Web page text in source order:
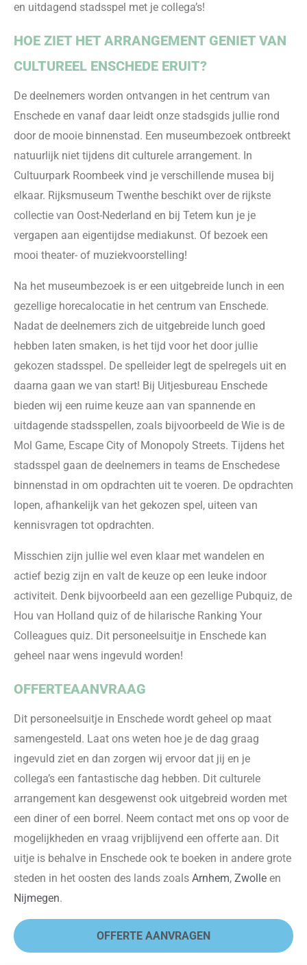
en uitdagend stadsspel met je collega’s!
HOE ZIET HET ARRANGEMENT GENIET VAN
CULTUREEL ENSCHEDE ERUIT?
De deelnemers worden ontvangen in het centrum van
Enschede en vanaf daar leidt onze stadsgids jullie rond
door de mooie binnenstad. Een museumbezoek ontbreekt
natuurlijk niet tijdens dit culturele arrangement. In
Cultuurpark Roombeek vind je verschillende musea bij
elkaar. Rijksmuseum Twenthe beschikt over de rijkste
collectie van Oost-Nederland en bij Tetem kun je je
vergapen aan eigentijdse mediakunst. Of bezoek een
mooi theater- of muziekvoorstelling!
Na het museumbezoek is er een uitgebreide lunch in een
gezellige horecalocatie in het centrum van Enschede.
Nadat de deelnemers zich de uitgebreide lunch goed
hebben laten smaken, is het tijd voor het door jullie
gekozen stadsspel. De spelleider legt de spelregels uit en
daarna gaan we van start! Bij Uitjesbureau Enschede
bieden wij een ruime keuze aan van spannende en
uitdagende stadsspellen, zoals bijvoorbeeld de Wie is de
Mol Game, Escape City of Monopoly Streets. Tijdens het
stadsspel gaan de deelnemers in teams de Enschedese
binnenstad in om opdrachten uit te voeren. De opdrachten
lopen, afhankelijk van het gekozen spel, uiteen van
kennisvragen tot opdrachten.
Misschien zijn jullie wel even klaar met wandelen en
actief bezig zijn en valt de keuze op een leuke indoor
activiteit. Denk bijvoorbeeld aan een gezellige Pubquiz, de
Hou van Holland quiz of de hilarische Ranking Your
Colleagues quiz. Dit personeelsuitje in Enschede kan
geheel naar wens ingevuld worden!
OFFERTEAANVRAAG
Dit personeelsuitje in Enschede wordt geheel op maat
samengesteld. Laat ons weten hoe je de dag graag
ingevuld ziet en dan zorgen wij ervoor dat jij en je
collega’s een fantastische dag hebben. Dit culturele
arrangement kan desgewenst ook uitgebreid worden met
een diner of een borrel. Neem contact met ons op voor de
mogelijkheden en vraag vrijblijvend een offerte aan. Dit
uitje is behalve in Enschede ook te boeken in andere grote
steden in het oosten des lands zoals Arnhem, Zwolle en
Nijmegen.
OFFERTE AANVRAGEN